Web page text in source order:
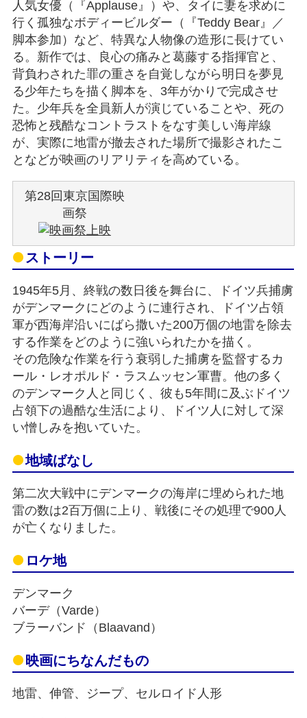
人気女優（『Applause』）や、タイに妻を求めに
行く孤独なボディービルダー（『Teddy Bear』／
脚本参加）など、特異な人物像の造形に長けてい
る。新作では、良心の痛みと葛藤する指揮官と、
背負わされた罪の重さを自覚しながら明日を夢見
る少年たちを描く脚本を、3年がかりで完成させ
た。少年兵を全員新人が演じていることや、死の
恐怖と残酷なコントラストをなす美しい海岸線
が、実際に地雷が撤去された場所で撮影されたこ
となどが映画のリアリティを高めている。
第28回東京国際映
画祭
ストーリー
1945年5月、終戦の数日後を舞台に、ドイツ兵捕虜
がデンマークにどのように連行され、ドイツ占領
軍が西海岸沿いにばら撒いた200万個の地雷を除去
する作業をどのように強いられたかを描く。
その危険な作業を行う衰弱した捕虜を監督するカ
ール・レオポルド・ラスムッセン軍曹。他の多く
のデンマーク人と同じく、彼も5年間に及ぶドイツ
占領下の過酷な生活により、ドイツ人に対して深
い憎しみを抱いていた。
地域ばなし
第二次大戦中にデンマークの海岸に埋められた地
雷の数は2百万個に上り、戦後にその処理で900人
が亡くなりました。
ロケ地
デンマーク
バーデ（Varde）
ブラーバンド（Blaavand）
映画にちなんだもの
地雷、伸管、ジープ、セルロイド人形